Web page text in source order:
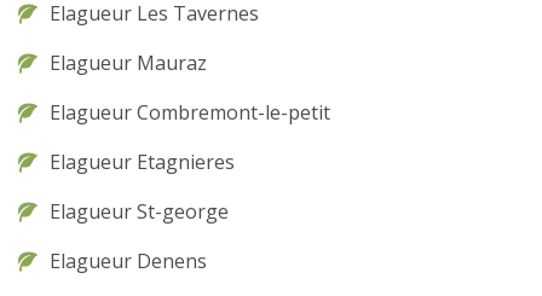
Elagueur Les Tavernes
Elagueur Mauraz
Elagueur Combremont-le-petit
Elagueur Etagnieres
Elagueur St-george
Elagueur Denens